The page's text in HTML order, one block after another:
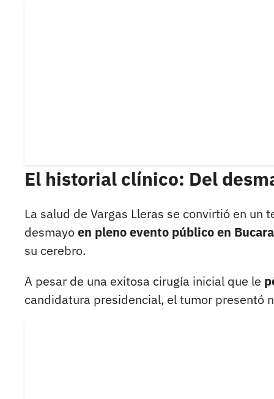
El historial clínico: Del
La salud de Vargas Lleras se convirtió en
desmayoen pleno evento público en
su cerebro.
A pesar de una exitosa cirugía inicial que le
candidatura presidencial, el tumor presentó